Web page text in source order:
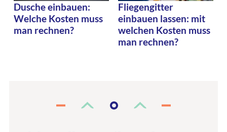
Dusche einbauen:
Welche Kosten muss
man rechnen?
Fliegengitter
einbauen lassen: mit
welchen Kosten muss
man rechnen?